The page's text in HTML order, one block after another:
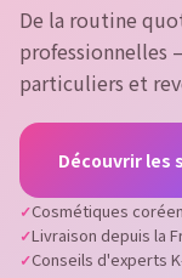
De la routine
professionnelles
particuliers et
Découvrir les
Cosmétiques
Livraison depuis la
Conseils d'experts
Cancel